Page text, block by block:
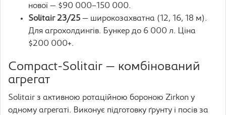
нової — $90 000–150 000.
Solitair 23/25 — широкозахватна (12, 16, 18 м).
Для агрохолдингів. Бункер до 6 000 л. Ціна
$200 000+.
Compact-Solitair — комбінований
агрегат
Solitair з активною ротаційною бороною Zirkon у
одному агрегаті. Виконує підготовку ґрунту і посів за